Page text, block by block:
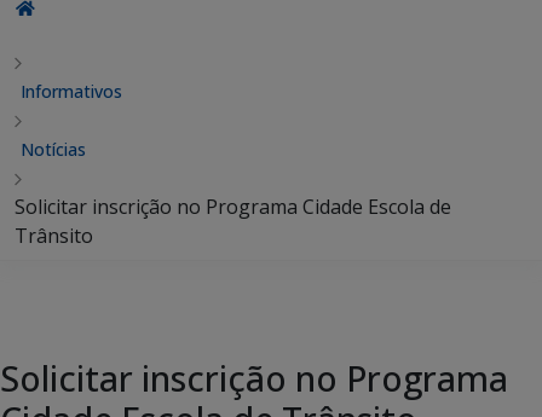
Informativos
Notícias
Solicitar inscrição no Programa Cidade Escola de
Trânsito
Solicitar inscrição no Programa